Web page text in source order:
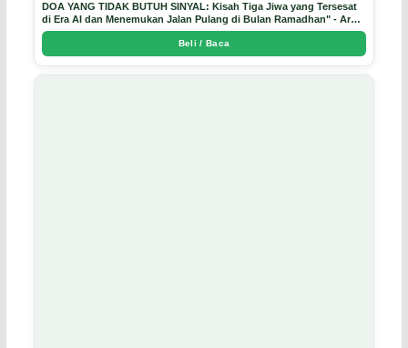
DOA YANG TIDAK BUTUH SINYAL: Kisah Tiga Jiwa yang Tersesat
di Era AI dan Menemukan Jalan Pulang di Bulan Ramadhan" - Arda
Dinata
Beli / Baca